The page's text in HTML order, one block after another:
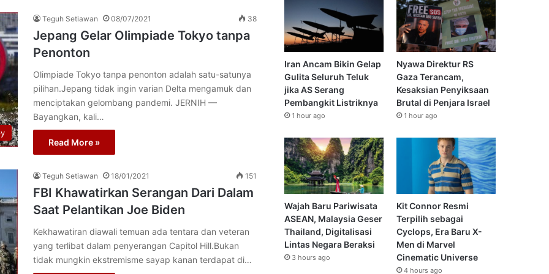
Teguh Setiawan 08/07/2021 38
Jepang Gelar Olimpiade Tokyo tanpa
Penonton
Olimpiade Tokyo tanpa penonton adalah satu-satunya
pilihan.Jepang tidak ingin varian Delta mengamuk dan
menciptakan gelombang pandemi. JERNIH —
Bayangkan, kali…
Read More »
Teguh Setiawan 18/01/2021 151
FBI Khawatirkan Serangan Dari Dalam
Saat Pelantikan Joe Biden
Kekhawatiran diawali temuan ada tentara dan veteran
yang terlibat dalam penyerangan Capitol Hill.Bukan
tidak mungkin ekstremisme sayap kanan terdapat di…
Iran Ancam Bikin Gelap
Gulita Seluruh Teluk
jika AS Serang
Pembangkit Listriknya
1 hour ago
Nyawa Direktur RS
Gaza Terancam,
Kesaksian Penyiksaan
Brutal di Penjara Israel
1 hour ago
Wajah Baru Pariwisata
ASEAN, Malaysia Geser
Thailand, Digitalisasi
Lintas Negara Beraksi
3 hours ago
Kit Connor Resmi
Terpilih sebagai
Cyclops, Era Baru X-
Men di Marvel
Cinematic Universe
4 hours ago